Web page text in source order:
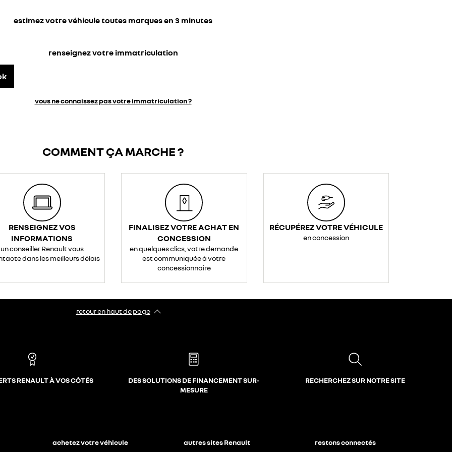
estimez votre véhicule toutes marques en 3 minutes
renseignez votre immatriculation
vous ne connaissez pas votre immatriculation ?
COMMENT ÇA MARCHE ?
RENSEIGNEZ VOS
INFORMATIONS
un conseiller Renault vous
dans les meilleurs délais
FINALISEZ VOTRE ACHAT EN
CONCESSION
en quelques clics, votre demande
est communiquée à votre
concessionnaire
RÉCUPÉREZ VOTRE VÉHICULE
en concession
retour en haut de page​
RENAULT À VOS CÔTÉS
DES SOLUTIONS DE FINANCEMENT SUR-
MESURE
RECHERCHEZ SUR NOTRE SITE
achetez votre véhicule autres sites Renault restons connectés